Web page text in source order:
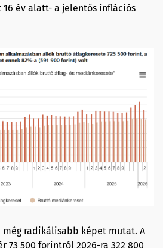
év alatt- a jelentős inflációs
radikálisabb képet mutat. A
500 forintról 2026-ra 322 800